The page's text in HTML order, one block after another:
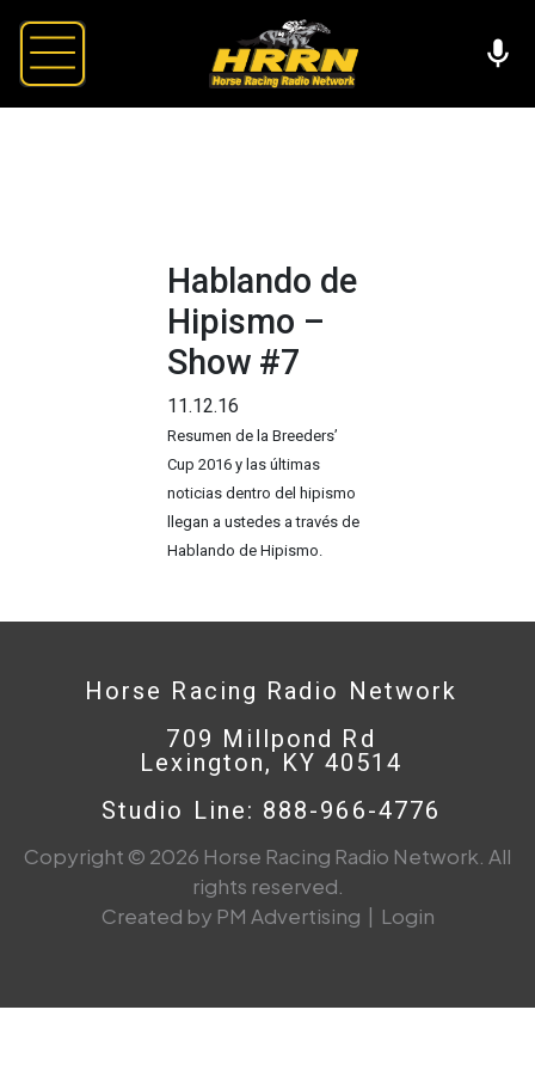
Hablando de
Hipismo –
Show #7
11.12.16
Resumen de la Breeders’
Cup 2016 y las últimas
noticias dentro del hipismo
llegan a ustedes a través de
Hablando de Hipismo.
Horse Racing Radio Network
709 Millpond Rd
Lexington, KY 40514
Studio Line: 888-966-4776
Copyright © 2026 Horse Racing Radio Network. All
rights reserved.
Created by PM Advertising | Login